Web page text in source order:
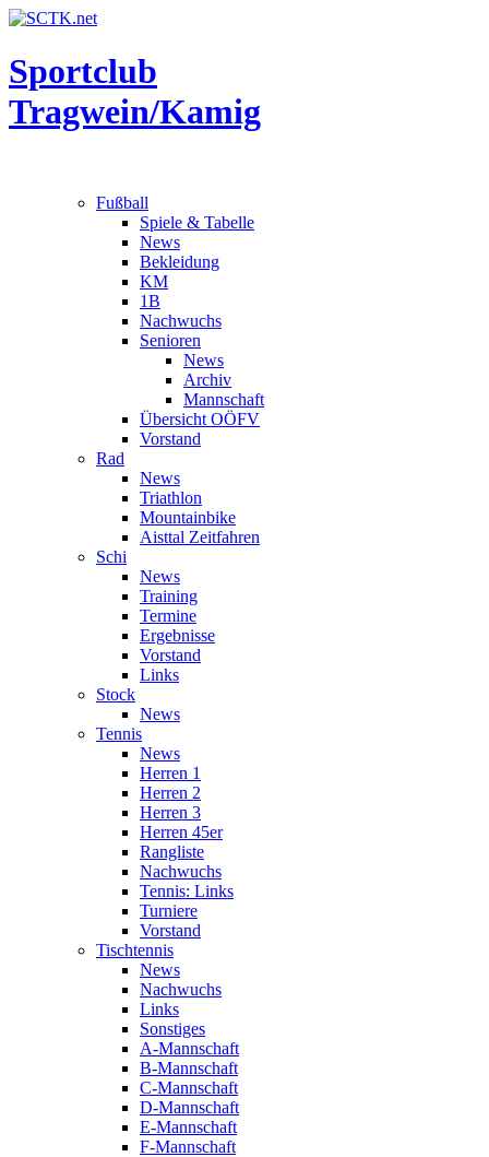
Sportclub
Tragwein/Kamig
Fußball
Spiele & Tabelle
News
Bekleidung
KM
1B
Nachwuchs
Senioren
News
Archiv
Mannschaft
Übersicht OÖFV
Vorstand
Rad
News
Triathlon
Mountainbike
Aisttal Zeitfahren
Schi
News
Training
Termine
Ergebnisse
Vorstand
Links
Stock
News
Tennis
News
Herren 1
Herren 2
Herren 3
Herren 45er
Rangliste
Nachwuchs
Tennis: Links
Turniere
Vorstand
Tischtennis
News
Nachwuchs
Links
Sonstiges
A-Mannschaft
B-Mannschaft
C-Mannschaft
D-Mannschaft
E-Mannschaft
F-Mannschaft